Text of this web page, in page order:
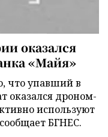
оказался
«Майя»
что упавший в
оказался дроном-
используют
БГНЕС.